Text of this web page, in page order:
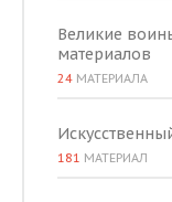
Великие
материалов
24 МАТЕРИАЛА
181 МАТЕРИАЛ